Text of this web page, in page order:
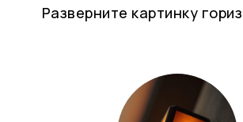
Разверните картинку